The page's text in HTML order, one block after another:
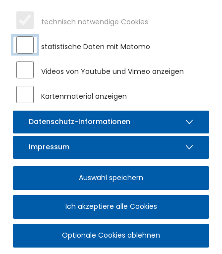
technisch notwendige Cookies
statistische Daten mit Matomo
Videos von Youtube und Vimeo anzeigen
Kartenmaterial anzeigen
Datenschutz-Informationen
Impressum
Auswahl speichern
Ich akzeptiere alle Cookies
Optionale Cookies ablehnen